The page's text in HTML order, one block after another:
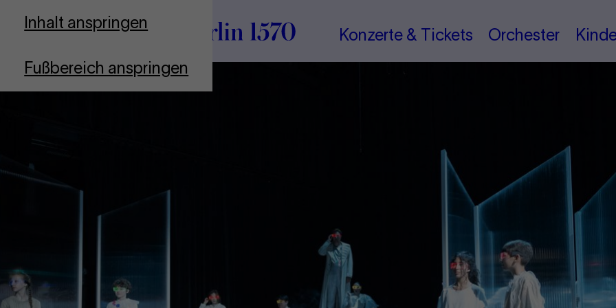
Inhalt anspringen
Fußbereich anspringen
Zur Startseite
Konzerte & Tickets Orchester